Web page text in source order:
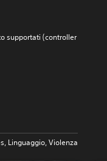
supportati (controller
Linguaggio, Violenza